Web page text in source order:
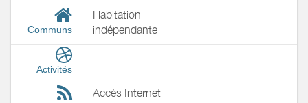
Communs
Habitation
indépendante
Activités
Accès Internet